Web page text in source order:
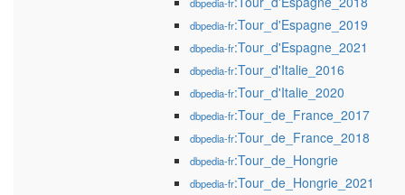
dbpedia-fr:Tour_d'Espagne_2019
dbpedia-fr:Tour_d'Espagne_2021
dbpedia-fr:Tour_d'Italie_2016
dbpedia-fr:Tour_d'Italie_2020
dbpedia-fr:Tour_de_France_2017
dbpedia-fr:Tour_de_France_2018
dbpedia-fr:Tour_de_Hongrie
dbpedia-fr:Tour_de_Hongrie_2021